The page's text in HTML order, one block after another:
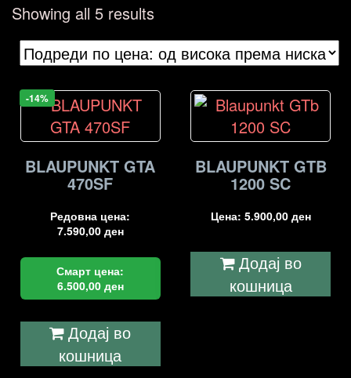
Showing all 5 resultsSorted
by
price:
to
-14%
BLAUPUNKT GTA
470SF
Редовна цена:
7.590,00 ден
Смарт цена:
6.500,00 ден
Додај во
кошница
BLAUPUNKT GTB
1200 SC
Цена: 5.900,00 ден
Додај во
кошница